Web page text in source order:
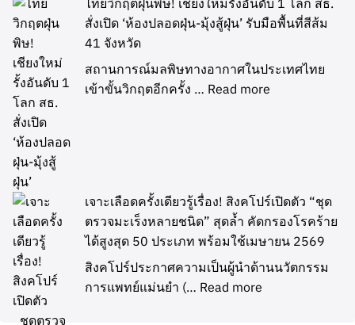
สั่งเปิด ‘ห้องปลอดฝุ่น-มุ้งสู้ฝุ่น’ รับมือพื้นที่สีส้ม
41 จังหวัด
สถานการณ์มลพิษทางอากาศในประเทศไทย
เข้าขั้นวิกฤตอีกครั้ง … Read more
เจาะเลือดครั้งเดียวรู้เรื่อง! สิงคโปร์เปิดตัว “ชุด
ตรวจมะเร็งหลายชนิด” สุดล้ำ คัดกรองโรคร้าย
ได้สูงสุด 50 ประเภท พร้อมใช้เมษายน 2569
สิงคโปร์ประกาศความเป็นผู้นำด้านนวัตกรรม
การแพทย์แม่นยำ (… Read more